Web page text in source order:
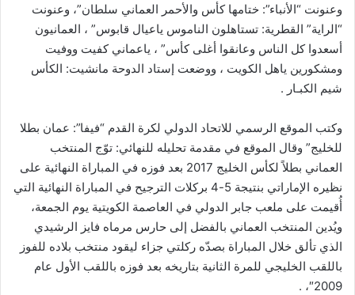
وعنونت “الأنباء”: ختامها كأس والأحمر العماني سلطان”، وعنونت
“الراية” القطرية: تستاهلون الناموس ياعيال قابوس” ، العمانيون
أسعدوا كل الناس وعانقوا أغلى كأس” ، ياعماني كفيت ووفيت
ومشكورين ياهل الكويت ، ووضعت إستاد الدوحة مانشيت: الكأس
شيم الكبـار .
وكتب الموقع الرسمي للاتحاد الدولي لكرة القدم “فيفا”: عمان بطلا
للخليج” وقال الموقع في مقدمة تحليله للنهائي: توّج المنتخب
العماني بطلاً لكأس الخليج 2017 بعد فوزه في المباراة النهائية على
نظيره الإماراتي بنتيجة 5-4 بركلات الترجيح في المباراة النهائية التي
أُقيمت على ملعب جابر الدولي في العاصمة الكويتية يوم الجمعة،
ويُدين المنتخب العماني بالفضل إلى حارس مرماه فايز الرشيدي
الذي تألق خلال المباراة بصدّه ركلتي جزاء ليقود منتخب بلاده للفوز
باللقب الخليجي للمرة الثانية بتاريخه بعد فوزه باللقب الأول عام
2009″، .